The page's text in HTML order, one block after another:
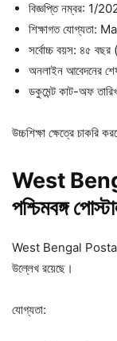
বিজ্ঞপ্তি নম্বর: 1/
শিক্ষাগত
সর্বোচ্চ বয়স: ৪৫ বছর
অনলাইন আবেদনের
ডকুমেন্ট কাট-অফ
উচ্চশিক্ষা ক্ষেত্রে চাকরি
West
পশ্চিমবঙ্গ
West Bengal Postal
উল্লেখ রয়েছে।
যোগ্যতা: